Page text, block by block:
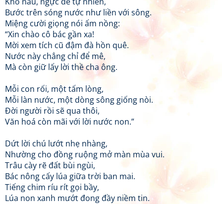
Bước trên sóng nước như liền với sông.
Miệng cười giọng nói ấm nồng:
“Xin chào cô bác gần xa!
Mời xem tích cũ đậm đà hồn quê.
Nước này chẳng chỉ để mê,
Mà còn giữ lấy lời thề cha ông.
Mỗi con rối, một tấm lòng,
Mỗi làn nước, một dòng sông giống nòi.
Đời người rồi sẽ qua thôi,
Văn hoá còn mãi với lời nước non.”
Dứt lời chú lướt nhẹ nhàng,
Nhường cho đồng ruộng mở màn mùa vui.
Trâu cày rẽ đất bùi ngùi,
Bác nông cấy lúa giữa trời ban mai.
Tiếng chim ríu rít gọi bầy,
Lúa non xanh mướt đong đầy niềm tin.